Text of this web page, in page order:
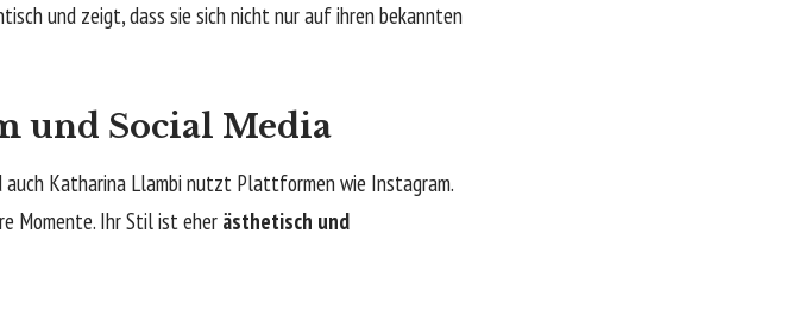
und zeigt, dass sie sich nicht nur auf ihren bekannten
und Social Media
Katharina Llambi nutzt Plattformen wie Instagram.
Momente. Ihr Stil ist eher ästhetisch und